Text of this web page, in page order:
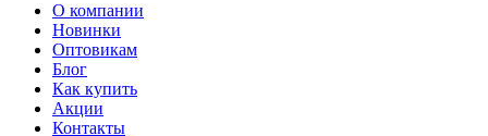
О компании
Новинки
Оптовикам
Блог
Как купить
Акции
Контакты